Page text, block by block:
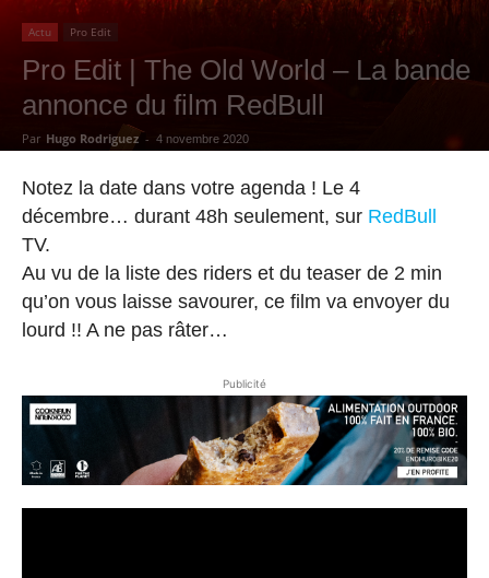
Actu Pro Edit
Pro Edit | The Old World – La bande
annonce du film RedBull
Par Hugo Rodriguez - 4 novembre 2020
Notez la date dans votre agenda ! Le 4
décembre… durant 48h seulement, sur RedBull
TV.
Au vu de la liste des riders et du teaser de 2 min
qu’on vous laisse savourer, ce film va envoyer du
lourd !! A ne pas râter…
Publicité